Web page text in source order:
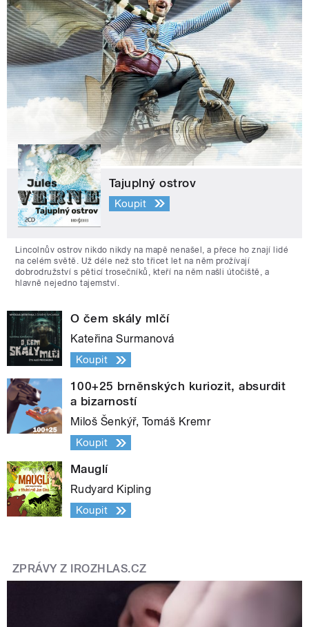
Tajuplný ostrov
Koupit
Lincolnův ostrov nikdo nikdy na mapě nenašel, a přece ho znají lidé
na celém světě. Už déle než sto třicet let na něm prožívají
dobrodružství s pěticí trosečníků, kteří na něm našli útočiště, a
hlavně nejedno tajemství.
O čem skály mlčí
Kateřina Surmanová
Koupit
100+25 brněnských kuriozit, absurdit
a bizarností
Miloš Šenkýř, Tomáš Kremr
Koupit
Mauglí
Rudyard Kipling
Koupit
ZPRÁVY Z IROZHLAS.CZ